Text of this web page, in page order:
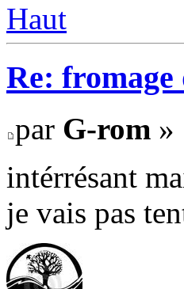
Haut
Re:
par G-rom »
intérrésant
je vais pas